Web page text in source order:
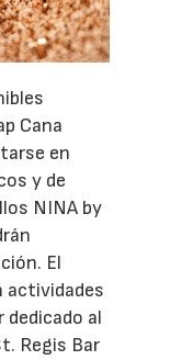
Cana
en
y de
NINA by
El
actividades
dedicado al
Regis Bar